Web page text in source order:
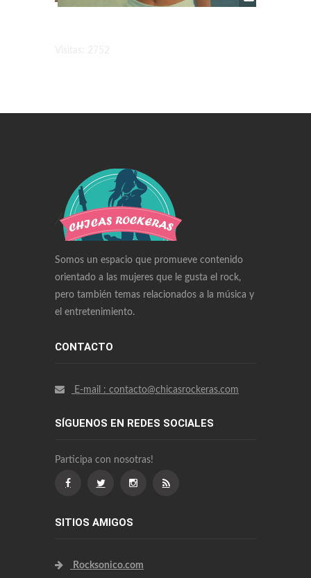
Somos un espacio que promueve contenido
orientado a las mujeres que le gusta el rock,
pero también temas relacionados a la música y
el entretenimiento.
CONTACTO
E-mail : contacto@chicasrockeras.com
SÍGUENOS EN REDES SOCIALES
Participa con nosotras!
SITIOS AMIGOS
Rocksonico.com
Swiss Replica Watches
Audemars Piguet Watches Replica
Rolex Watches Replica
Richard Mille Watches Replica
Omega Watches Replica